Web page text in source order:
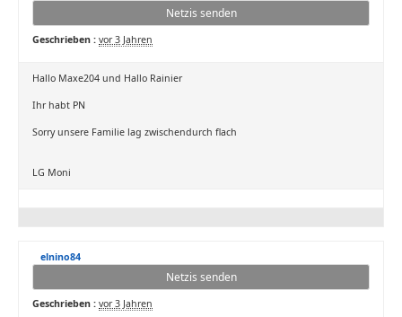
Netzis senden
Geschrieben : vor 3 Jahren
Hallo Maxe204 und Hallo Rainier
Ihr habt PN
Sorry unsere Familie lag zwischendurch flach
LG Moni
elnino84
Netzis senden
Geschrieben : vor 3 Jahren